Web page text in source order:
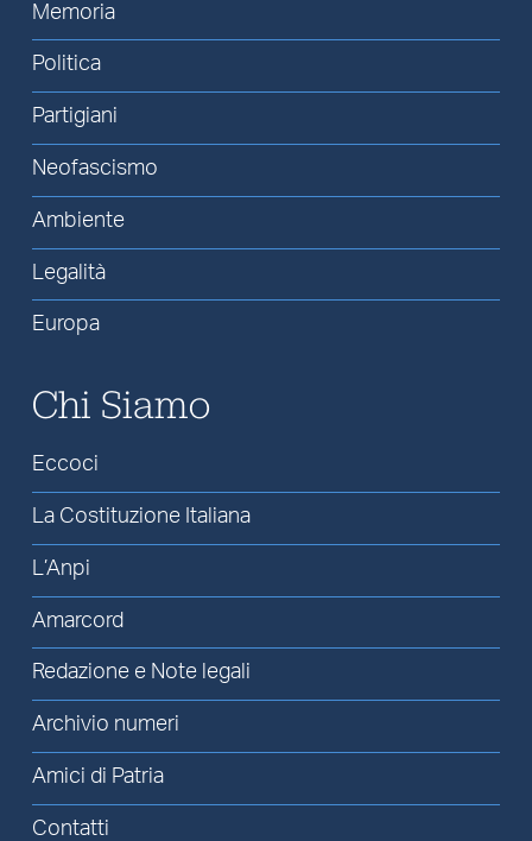
Memoria
Politica
Partigiani
Neofascismo
Ambiente
Legalità
Europa
Chi Siamo
Eccoci
La Costituzione Italiana
L’Anpi
Amarcord
Redazione e Note legali
Archivio numeri
Amici di Patria
Contatti